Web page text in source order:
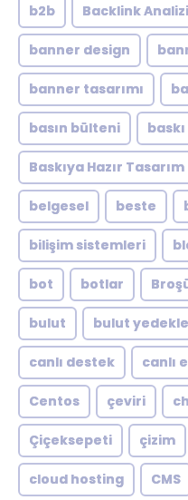
b2b Backlink Analizi
banner design
banner tasarımı
basın bülteni
Baskıya Hazır Tasarım
belgesel beste
bilişim sistemleri
bot botlar
bulut bulut
canlı destek canlı
Centos çeviri
Çiçeksepeti çizim
cloud hosting CMS